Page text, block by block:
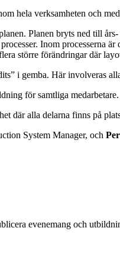
hela verksamheten och
Planen bryts ned till
Inom processerna
större förändringar där
i gemba. Här involveras
för samtliga
där alla delarna finns på
System Manager, och
evenemang och